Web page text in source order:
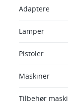
Adaptere
Lamper
Pistoler
Maskiner
Tilbehør